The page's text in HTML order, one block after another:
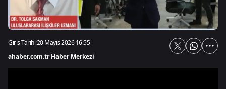
Giriş Tarihi:20 Mayıs 2026 16:55
ahaber.com.tr Haber Merkezi